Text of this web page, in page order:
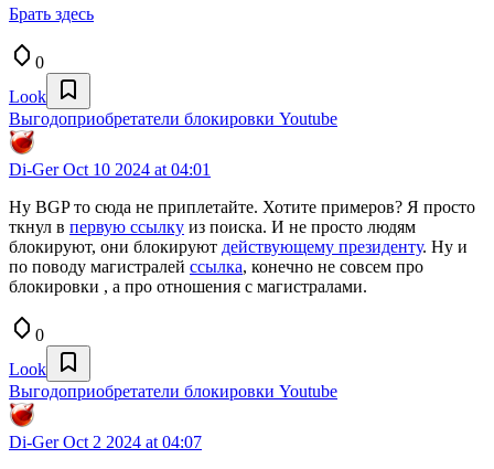
Брать здесь
0
Look
Выгодоприобретатели блокировки Youtube
Di-GerOct 10 2024 at 04:01
Ну BGP то сюда не приплетайте. Хотите примеров? Я просто
ткнул в первую ссылку из поиска. И не просто людям
блокируют, они блокируют действующему президенту. Ну и
по поводу магистралей ссылка, конечно не совсем про
блокировки , а про отношения с магистралами.
0
Look
Выгодоприобретатели блокировки Youtube
Di-GerOct 2 2024 at 04:07